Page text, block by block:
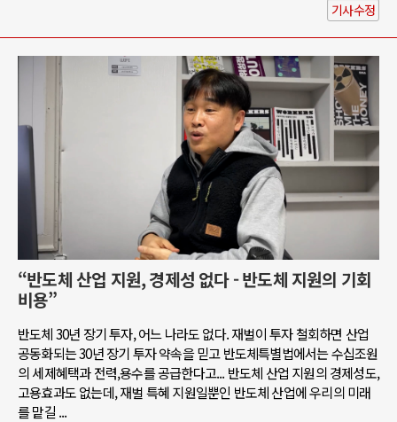
기사수정
“반도체 산업 지원, 경제성 없다 - 반도체 지원의 기회
비용”
반도체 30년 장기 투자, 어느 나라도 없다. 재벌이 투자 철회하면 산업
공동화되는 30년 장기 투자 약속을 믿고 반도체특별법에서는 수십조원
의 세제혜택과 전력,용수를 공급한다고... 반도체 산업 지원의 경제성도,
고용효과도 없는데, 재벌 특혜 지원일뿐인 반도체 산업에 우리의 미래
를 맡길 ...